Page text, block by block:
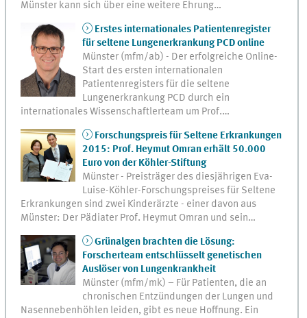
Münster kann sich über eine weitere Ehrung…
Erstes internationales Patientenregister
für seltene Lungenerkrankung PCD online
Münster (mfm/ab) - Der erfolgreiche Online-
Start des ersten internationalen
Patientenregisters für die seltene
Lungenerkrankung PCD durch ein
internationales Wissenschaftlerteam um Prof.…
Forschungspreis für Seltene Erkrankungen
2015: Prof. Heymut Omran erhält 50.000
Euro von der Köhler-Stiftung
Münster - Preisträger des diesjährigen Eva-
Luise-Köhler-Forschungspreises für Seltene
Erkrankungen sind zwei Kinderärzte - einer davon aus
Münster: Der Pädiater Prof. Heymut Omran und sein…
Grünalgen brachten die Lösung:
Forscherteam entschlüsselt genetischen
Auslöser von Lungenkrankheit
Münster (mfm/mk) – Für Patienten, die an
chronischen Entzündungen der Lungen und
Nasennebenhöhlen leiden, gibt es neue Hoffnung. Ein